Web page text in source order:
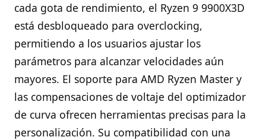
cada gota de rendimiento, el Ryzen 9 9900X3D
está desbloqueado para overclocking,
permitiendo a los usuarios ajustar los
parámetros para alcanzar velocidades aún
mayores. El soporte para AMD Ryzen Master y
las compensaciones de voltaje del optimizador
de curva ofrecen herramientas precisas para la
personalización. Su compatibilidad con una